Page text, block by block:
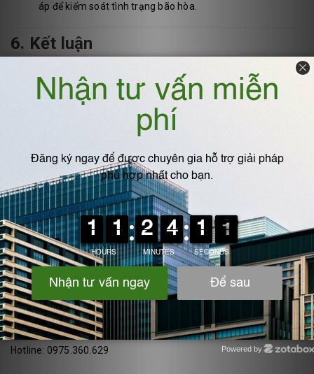
áp để kiểm soát tình trạng bão hòa.
6. Kết luận
Trong bối cảnh khí thải công nghiệp ngày càng phức tạp,
thống kết hợp cyclone + scrubber + tháp hấp phụ
là giải pháp
bụi và VOCs đồng thời . Công nghệ này giúp:
⏺️Giảm chi phí vận hành dài hạn,
⏺️Đảm bảo tuân thủ các quy chuẩn môi trường
👉 Đây là lựa chọn tối ưu cho các ngànhsơn, nhựa, cao su, hóa
dầu, xi mạ, dệt nhuộm
, nơi bụi và VOCs thường phát sinh cùng
lúc.
Liên hệ IPF Việt Nam để nhận báo giá và mẫu thiết kế!
Website:www.ipf-vn.com
Địa chỉ : Ngãi Cầu - An Khánh- Hà Nội
Hotline: 0975.360.629
Powered by